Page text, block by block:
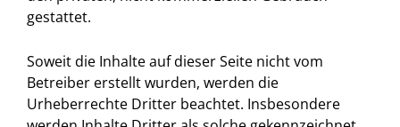
gestattet.
Soweit die Inhalte auf dieser Seite nicht vom
Betreiber erstellt wurden, werden die
Urheberrechte Dritter beachtet. Insbesondere